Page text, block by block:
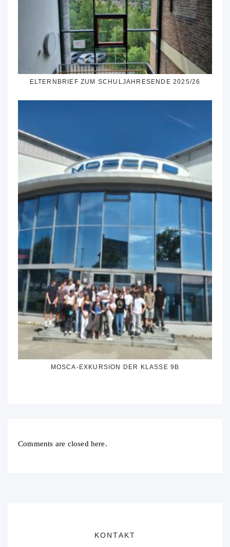
ELTERNBRIEF ZUM SCHULJAHRESENDE 2025/26
MOSCA-EXKURSION DER KLASSE 9B
Comments are closed here.
KONTAKT